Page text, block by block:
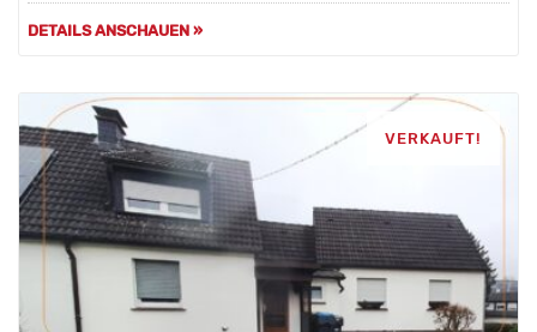
DETAILS ANSCHAUEN »
VERKAUFT!